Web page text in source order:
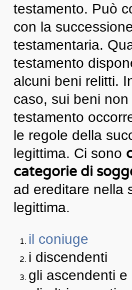
testamento. Può
con la
testamentaria.
testamento
alcuni beni relitti.
caso, sui beni
testamento
le regole della
legittima. Ci sono
categorie di
ad ereditare nella
legittima.
il coniuge
i discendenti
gli ascendenti e